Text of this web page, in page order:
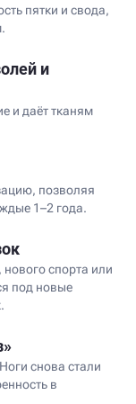
пятки и свода,
и
и даёт тканям
позволяя
1–2 года.
спорта или
под новые
снова стали
в